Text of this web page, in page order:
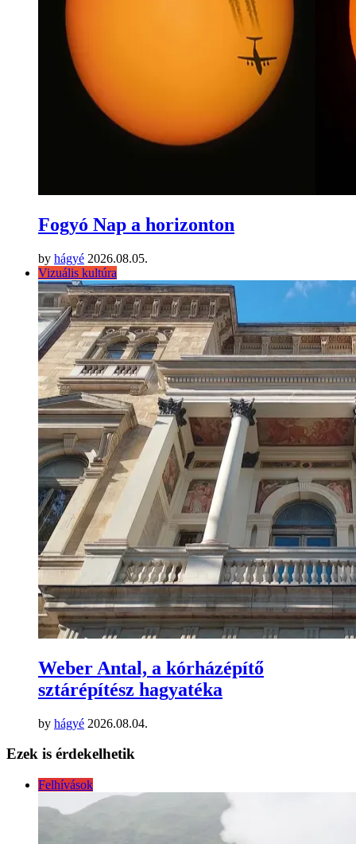
Fogyó Nap a horizonton
by hágyé 2026.08.05.
Vizuális kultúra
Weber Antal, a kórházépítő
sztárépítész hagyatéka
by hágyé 2026.08.04.
Ezek is érdekelhetik
Felhívások